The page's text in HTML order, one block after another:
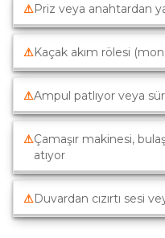
⚠Priz veya anahtardan
⚠Kaçak akım rölesi
⚠Ampul patlıyor veya
⚠Çamaşır makinesi,
atıyor
⚠Duvardan cızırtı sesi